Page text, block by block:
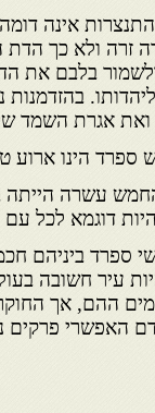
אינה
זרה ולא כך
בלבם את
ואת אגרת השמד
הינו ארוע
עשרה הייתה
דוגמא לכל
ספרד ביניהם
עיר חשובה
ההם, אך
האפשרי פרקים